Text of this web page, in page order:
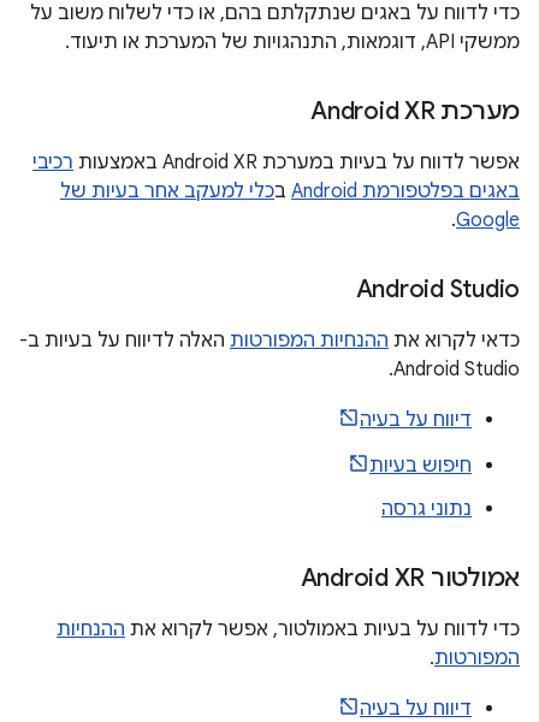
כדי לדווח על באגים שנתקלתם בהם, או כדי לשלוח משוב על
ממשקי API, דוגמאות, התנהגויות של המערכת או תיעוד.
מערכת Android XR
אפשר לדווח על בעיות במערכת Android XR באמצעות
רכיבי
באגים בפלטפורמת Android
בכלי למעקב אחר בעיות של
Google
.
Android Studio
כדאי לקרוא את ההנחיות המפורטות האלה לדיווח על בעיות ב-
Android Studio.
דיווח על בעיה
חיפוש בעיות
נתוני גרסה
אמולטור Android XR
כדי לדווח על בעיות באמולטור, אפשר לקרוא את ההנחיות
המפורטות.
דיווח על בעיה